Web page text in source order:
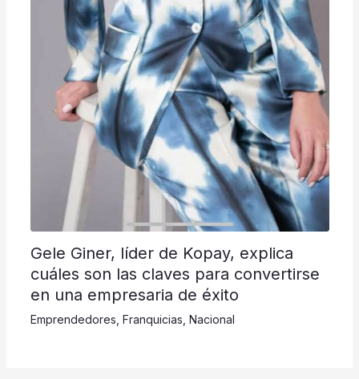
Gele Giner, líder de Kopay, explica
cuáles son las claves para convertirse
en una empresaria de éxito
Emprendedores Franquicias Nacional